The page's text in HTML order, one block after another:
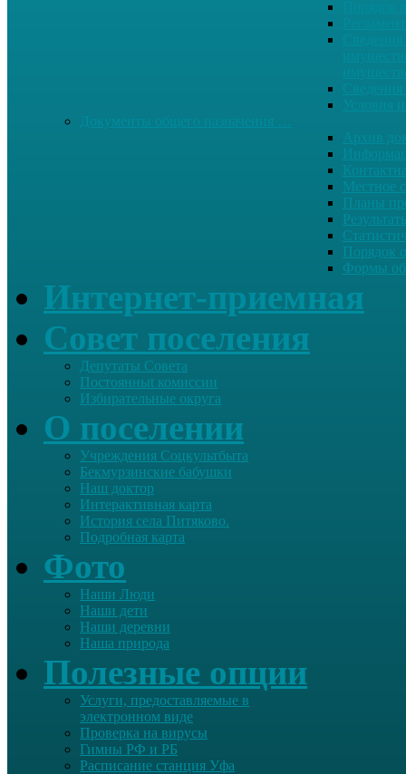
Архив
Местное
Планы
Порядок
Формы
Интернет-приемная
Совет поселения
Депутаты Совета
Постоянныt комиссии
Избирательные округа
О поселении
Учреждения Соцкультбыта
Бекмурзинские бабушки
Наш доктор
Интерактивная карта
История села Питяково.
Подробная карта
Фото
Наши Люди
Наши дети
Наши деревни
Наша природа
Полезные опции
Услуги, предоставляемые в
электронном виде
Проверка на вирусы
Гимны РФ и РБ
Расписание станция Уфа